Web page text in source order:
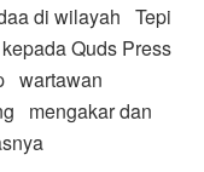
di wilayah Tepi
Quds Press
wartawan
mengakar dan